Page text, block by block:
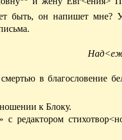
быть, он напишет мне?
в благословение
к Блоку.
с редактором